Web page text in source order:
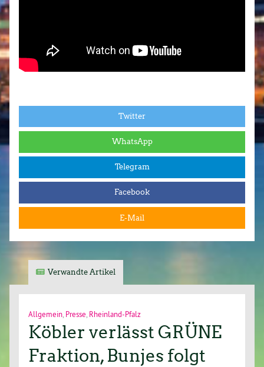
Twitter
WhatsApp
Telegram
Facebook
E-Mail
Verwandte Artikel
Allgemein Presse Rheinland-Pfalz
Köbler verlässt GRÜNE
Fraktion, Bunjes folgt